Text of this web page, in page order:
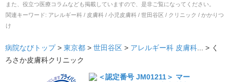
また、役立つ医療コラムなども掲載していますので、是非ご覧になってください。
関連キーワード: アレルギー科 / 皮膚科 / 小児皮膚科 / 世田谷区 / クリニック / かかりつ
け
病院なびトップ > 東京都 > 世田谷区 > アレルギー科 皮膚科... > く
ろさか皮膚科クリニック